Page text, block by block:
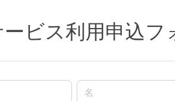
ビス利用申込フ
名前の名